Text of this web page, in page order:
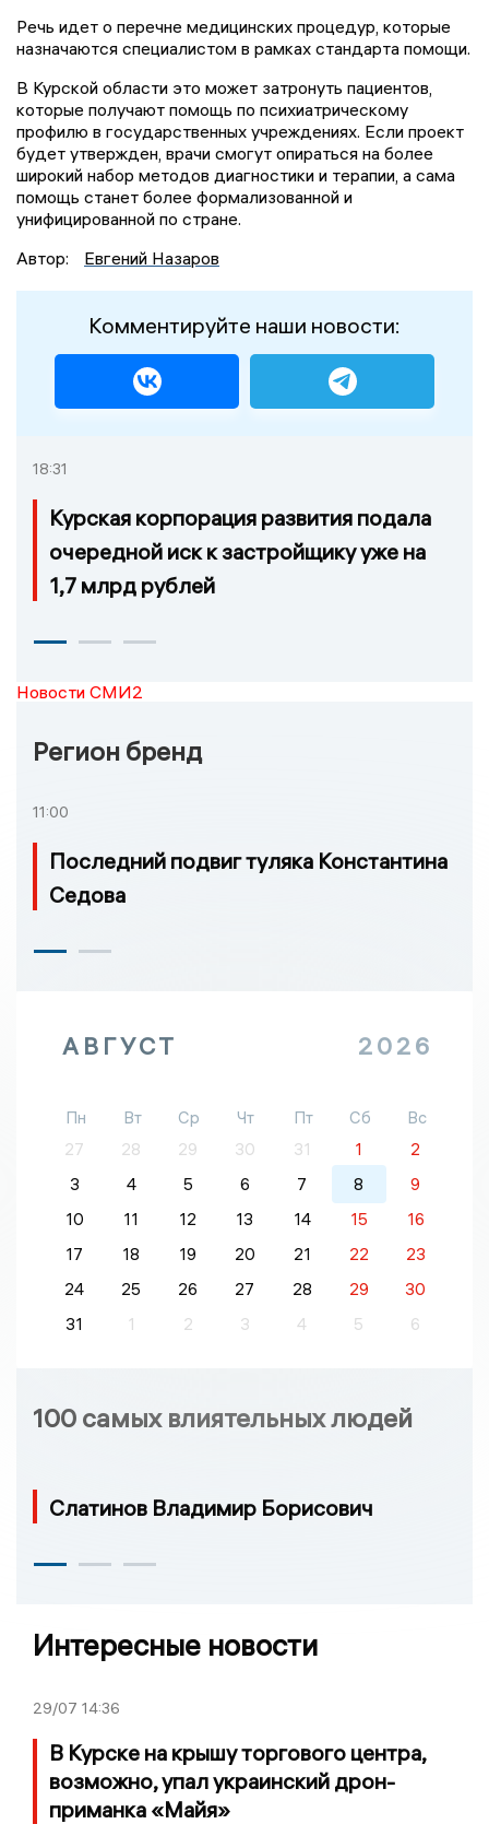
Речь идет о перечне медицинских процедур, которые
назначаются специалистом в рамках стандарта помощи.
В Курской области это может затронуть пациентов,
которые получают помощь по психиатрическому
профилю в государственных учреждениях. Если проект
будет утвержден, врачи смогут опираться на более
широкий набор методов диагностики и терапии, а сама
помощь станет более формализованной и
унифицированной по стране.
Автор:
Евгений Назаров
Комментируйте наши новости:
18:31
Курская корпорация развития подала
очередной иск к застройщику уже на
1,7 млрд рублей
Новости СМИ2
Регион бренд
11:00
Последний подвиг туляка Константина
Седова
АВГУСТ 2026
Пн Вт Ср Чт Пт Сб
Вс
27
28 29 30 31 1
2
3
4 5 6 7 8
9
10
11 12 13 14 15
16
17
18 19 20 21 22
23
24
25 26 27 28 29
30
31
1 2 3 4 5 6
100 самых влиятельных людей
Слатинов Владимир Борисович
Интересные новости
29/07 14:36
В Курске на крышу торгового центра,
возможно, упал украинский дрон-
приманка «Майя»